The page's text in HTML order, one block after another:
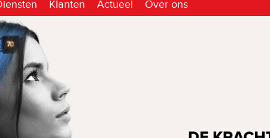
Klanten Actueel Over ons